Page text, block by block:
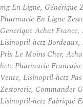
mg En Ligne, Générique
Pharmacie En Ligne
Generique Achat
Lisinopril-hctz
Prix Le Moins Cher,
hctz Pharmacie
Vente, Lisinopril-hctz
Zestoretic, Commander
Lisinopril-hctz Fabriqué